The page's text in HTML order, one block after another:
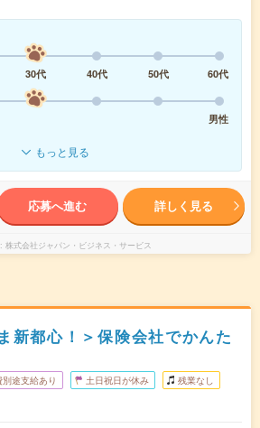
30代 40代 50代
60代
男性
もっと見る
応募へ進む 詳しく見る
株式会社ジャパン・ビジネス・サービス
新都心！＞保険会社でかんた
別途支給あり 土日祝日が休み 残業なし